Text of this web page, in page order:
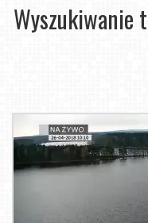
Wyszukiwanie